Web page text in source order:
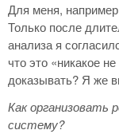
Для меня,
Только после
анализа я
что это «никакое
доказывать? Я же
Как
систему?